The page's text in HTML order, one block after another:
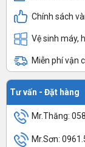
Chính sách
Vệ sinh máy,
Miễn phí vận
Tư vấn - Đặt hàng
Mr.Thăng:
Mr.Sơn: